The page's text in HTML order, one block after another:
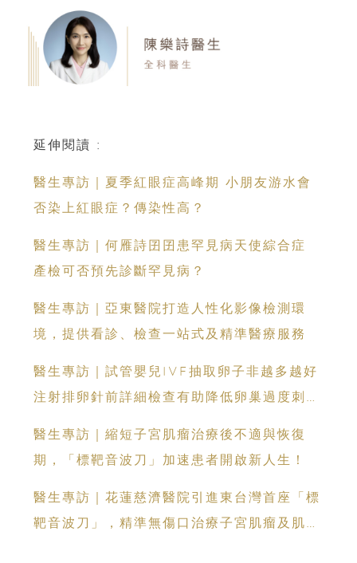
延伸閱讀 :
醫生專訪｜夏季紅眼症高峰期 小朋友游水會
否染上紅眼症？傳染性高？
醫生專訪｜何雁詩囝囝患罕見病天使綜合症
產檢可否預先診斷罕見病？
醫生專訪｜亞東醫院打造人性化影像檢測環
境，提供看診、檢查一站式及精準醫療服務
醫生專訪｜試管嬰兒IVF抽取卵子非越多越好
注射排卵針前詳細檢查有助降低卵巢過度刺激
醫生專訪｜縮短子宮肌瘤治療後不適與恢復
期，「標靶音波刀」加速患者開啟新人生！
醫生專訪｜花蓮慈濟醫院引進東台灣首座「標
靶音波刀」，精準無傷口治療子宮肌瘤及肌腺